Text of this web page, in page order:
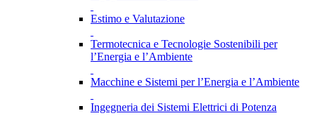
Estimo e Valutazione
Termotecnica e Tecnologie Sostenibili per
l’Energia e l’Ambiente
Macchine e Sistemi per l’Energia e l’Ambiente
Ingegneria dei Sistemi Elettrici di Potenza